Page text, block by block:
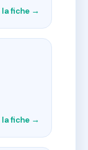
la fiche →
la fiche →